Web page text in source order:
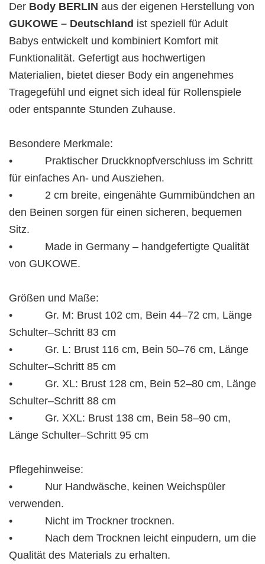
Der Body BERLIN aus der eigenen Herstellung von
GUKOWE – Deutschland ist speziell für Adult
Babys entwickelt und kombiniert Komfort mit
Funktionalität. Gefertigt aus hochwertigen
Materialien, bietet dieser Body ein angenehmes
Tragegefühl und eignet sich ideal für Rollenspiele
oder entspannte Stunden Zuhause.
Besondere Merkmale:
• Praktischer Druckknopfverschluss im Schritt
für einfaches An- und Ausziehen.
• 2 cm breite, eingenähte Gummibündchen an
den Beinen sorgen für einen sicheren, bequemen
Sitz.
• Made in Germany – handgefertigte Qualität
von GUKOWE.
Größen und Maße:
• Gr. M: Brust 102 cm, Bein 44–72 cm, Länge
Schulter–Schritt 83 cm
• Gr. L: Brust 116 cm, Bein 50–76 cm, Länge
Schulter–Schritt 85 cm
• Gr. XL: Brust 128 cm, Bein 52–80 cm, Länge
Schulter–Schritt 88 cm
• Gr. XXL: Brust 138 cm, Bein 58–90 cm,
Länge Schulter–Schritt 95 cm
Pflegehinweise:
• Nur Handwäsche, keinen Weichspüler
verwenden.
• Nicht im Trockner trocknen.
• Nach dem Trocknen leicht einpudern, um die
Qualität des Materials zu erhalten.